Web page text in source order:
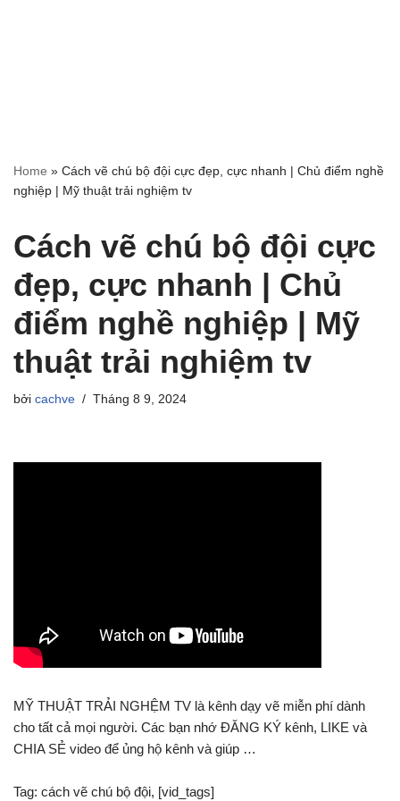
Home » Cách vẽ chú bộ đội cực đẹp, cực nhanh | Chủ điểm nghề
nghiệp | Mỹ thuật trải nghiệm tv
Cách vẽ chú bộ đội cực
đẹp, cực nhanh | Chủ
điểm nghề nghiệp | Mỹ
thuật trải nghiệm tv
bởi cachve Tháng 8 9, 2024
MỸ THUẬT TRẢI NGHỆM TV là kênh dạy vẽ miễn phí dành
cho tất cả mọi người. Các bạn nhớ ĐĂNG KÝ kênh, LIKE và
CHIA SẺ video để ủng hộ kênh và giúp …
Tag: cách vẽ chú bộ đội, [vid_tags]